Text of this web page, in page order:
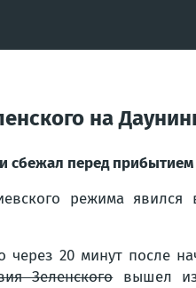
на
сбежал перед прибытием
режима
через 20 минут после
Зеленскоговышел из